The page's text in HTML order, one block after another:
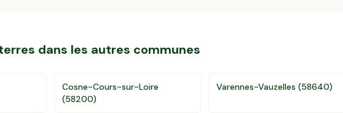
dans les autres communes
Cosne-Cours-sur-Loire
(58200)
Varennes-Vauzelles (58640)